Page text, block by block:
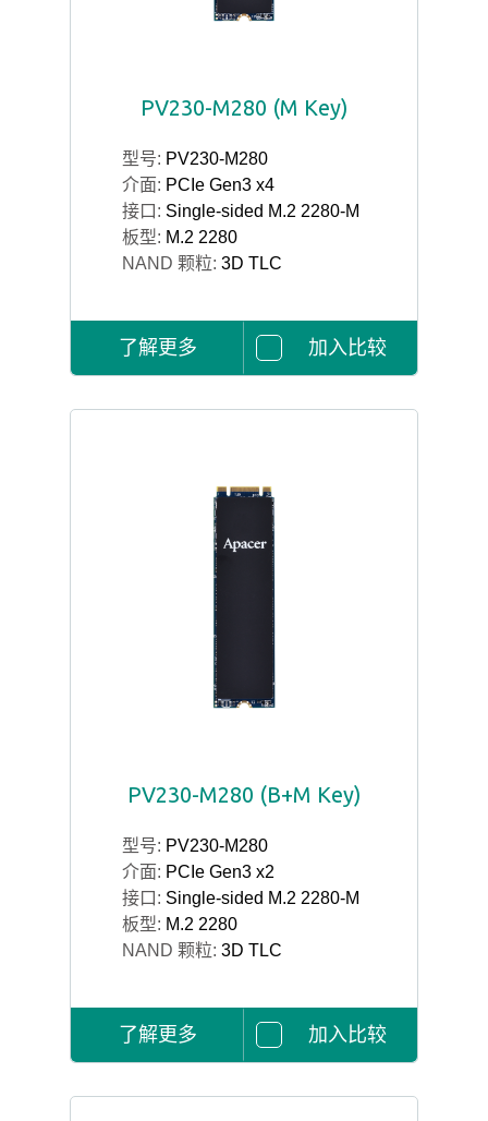
PV230-M280 (M Key)
型号: PV230-M280
介面: PCIe Gen3 x4
接口: Single-sided M.2 2280-M
板型: M.2 2280
NAND 颗粒: 3D TLC
了解更多 加入比较
PV230-M280 (B+M Key)
型号: PV230-M280
介面: PCIe Gen3 x2
接口: Single-sided M.2 2280-M
板型: M.2 2280
NAND 颗粒: 3D TLC
了解更多 加入比较